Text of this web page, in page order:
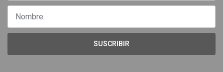
SUSCRIBIR